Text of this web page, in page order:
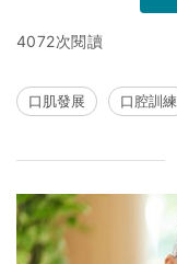
4072次閱讀
口肌發展 口腔訓練